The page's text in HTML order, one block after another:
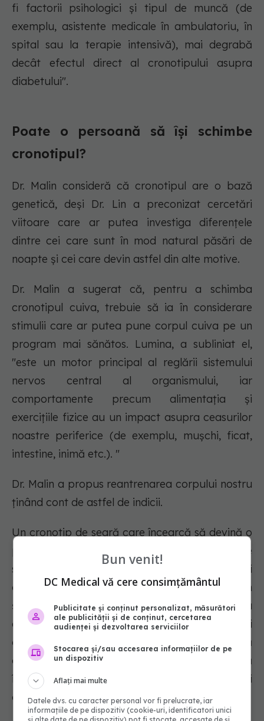
fi factorii psihologici și tipul de muncă (de
exemplu, asistente medicale în ambulatoriu, în
spital sau la terapie intensivă), mai degrabă
decât efectul direct al cronotipului asupra
diabetului".
Poate o persoană să își schimbe
cronotipul?
Dr. Malin consideră că cronotipul are o bază
genetică, deși Dr. Lin a preconizat cercetări
viitoare care ar putea investiga diferențele
dintre cei care sunt în mod natural păsări de
noapte și cei care devin astfel din alte motive.
Dr. Malin a sugerat că, pentru a schimba
cronotipul cuiva, trebuie să ia în considerare
stimulii care ar putea pune corpul cuiva pe un
program mai sănătos. Lumina, a subliniat el,
"este un motor principal al reglării sistemului
nervos central al organismului, iar
comportamente precum alimentația și
exercițiile fizice au un impact asupra ceasurilor
noastre periferice (de exemplu, mușchi, ficat,
intestine, inimă etc.). "
Dr. Malin a propus reantrenarea corpului nostru
ținând cont de astfel de indicii.
Un cronotip de seară care încearcă să devină o
persoană matinală ar putea lua în considerare
să se trezească cu 15-30 de minute mai
devreme, când încă este ziuă, să ia micul dejun
și să se miște puțin mai mult dimineața. Aceștia
ar putea încerca să evite mâncarea și
activitatea fizică pe timp de noapte, să
coboare luminile puternice mai devreme și să
încerce să se culce cu 15-30 de minute mai
devreme.
Bun venit!
DC Medical vă cere consimțământul
Publicitate și conținut personalizat, măsurători
ale publicității și de conținut, cercetarea
audienței și dezvoltarea serviciilor
Stocarea și/sau accesarea informațiilor de pe
un dispozitiv
Aflați mai multe
Datele dvs. cu caracter personal vor fi prelucrate, iar
informațiile de pe dispozitiv (cookie-uri, identificatori unici